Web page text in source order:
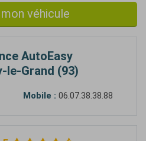
véhicule
AutoEasy
le-Grand (93)
Mobile : 06.07.38.38.88